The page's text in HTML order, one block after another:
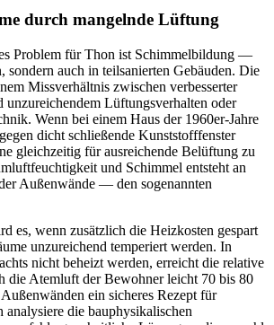
durch mangelnde Lüftung
Problem für Thon ist Schimmelbildung —
sondern auch in teilsanierten Gebäuden. Die
Missverhältnis zwischen verbesserter
unzureichendem Lüftungsverhalten oder
Wenn bei einem Haus der 1960er-Jahre
dicht schließende Kunststofffenster
gleichzeitig für ausreichende Belüftung zu
und Schimmel entsteht an
Außenwände — den sogenannten
es, wenn zusätzlich die Heizkosten gespart
unzureichend temperiert werden. In
nicht beheizt werden, erreicht die relative
die Atemluft der Bewohner leicht 70 bis 80
ein sicheres Rezept für
die bauphysikalischen